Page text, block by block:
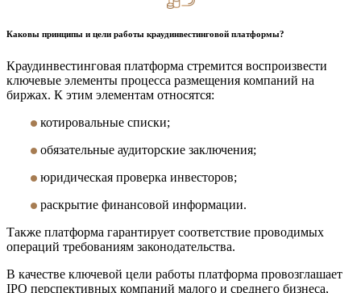
Каковы принципы и цели работы краудинвестинговой платформы?
Краудинвестинговая платформа стремится воспроизвести
ключевые элементы процесса размещения компаний на
биржах. К этим элементам относятся:
котировальные списки;
обязательные аудиторские заключения;
юридическая проверка инвесторов;
раскрытие финансовой информации.
Также платформа гарантирует соответствие проводимых
операций требованиям законодательства.
В качестве ключевой цели работы платформа провозглашает
IPO перспективных компаний малого и среднего бизнеса,